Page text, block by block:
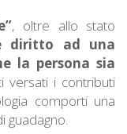
, oltre allo stato
diritto ad una
la persona sia
versati i contributi
comporti una
guadagno.